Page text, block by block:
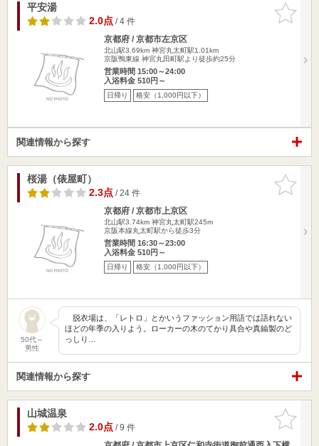
お気に入
りに追加
平安湯
2.0点/ 4 件
京都府 / 京都市左京区
北山駅3.69km 神宮丸太町駅1.01km
京阪鴨東線 神宮丸田町駅より徒歩約25分
営業時間 15:00～24:00
入浴料金 510円～
日帰り 格安（1,000円以下）
関連情報から探す
お気に入
りに追加
桜湯（俵屋町）
2.3点/ 24 件
京都府 / 京都市上京区
北山駅3.74km 神宮丸太町駅245m
京阪本線丸太町駅から徒歩3分
営業時間 16:30～23:00
入浴料金 510円～
日帰り 格安（1,000円以下）
50代～
男性
脱衣場は、「レトロ」とかいうファッション用語では語れない
ほどの年季の入りよう。ローカーの木のてかり具合や真鍮製のど
っしり…
関連情報から探す
お気に入
りに追加
山城温泉
2.0点/ 9 件